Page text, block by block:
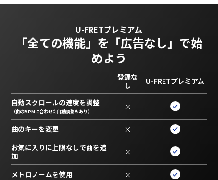
U-FRETプレミアム
「全ての機能」を 「広告なし」で始
めよう
登録な
し
U-FRETプレミアム
自動スクロールの速度を調整
（曲のBPMに合わせた自動調整もあり） ×
曲のキーを変更 ×
お気に入りに上限なしで曲を追
加
×
メトロノームを使用 ×